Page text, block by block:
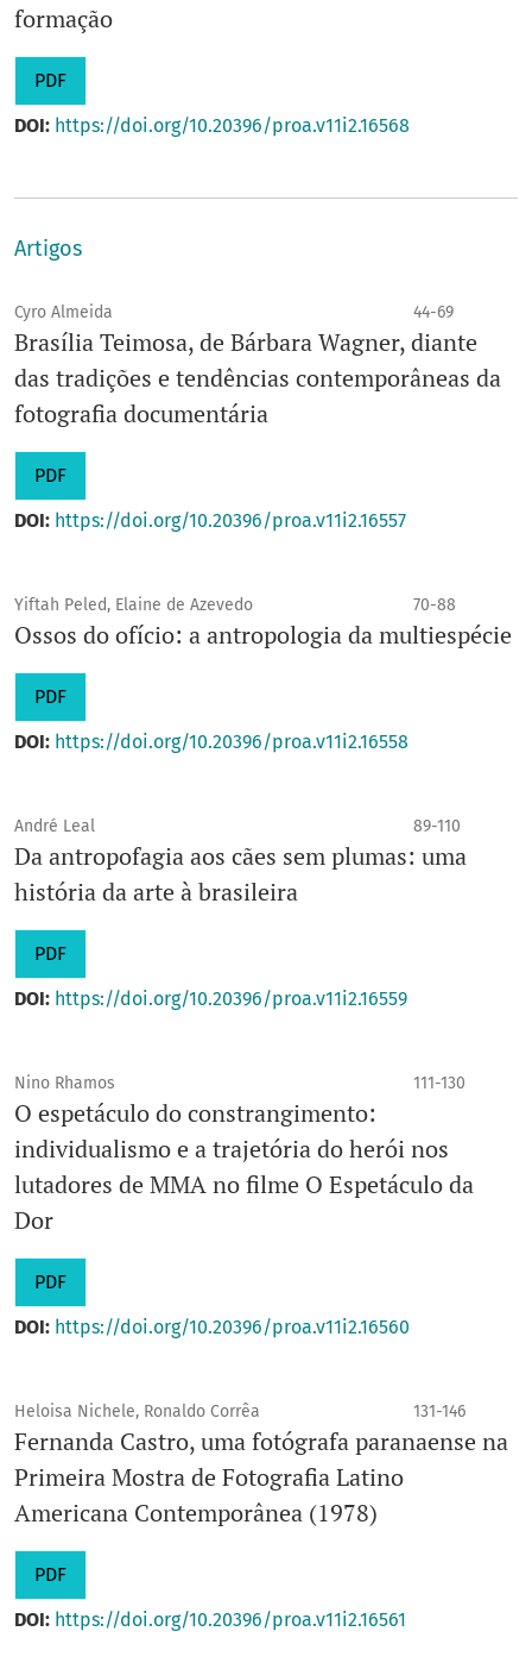
formação
PDF
DOI: https://doi.org/10.20396/proa.v11i2.16568
Artigos
Cyro Almeida 44-69
Brasília Teimosa, de Bárbara Wagner, diante
das tradições e tendências contemporâneas da
fotografia documentária
PDF
DOI: https://doi.org/10.20396/proa.v11i2.16557
Yiftah Peled, Elaine de Azevedo 70-88
Ossos do ofício: a antropologia da multiespécie
PDF
DOI: https://doi.org/10.20396/proa.v11i2.16558
André Leal 89-110
Da antropofagia aos cães sem plumas: uma
história da arte à brasileira
PDF
DOI: https://doi.org/10.20396/proa.v11i2.16559
Nino Rhamos 111-130
O espetáculo do constrangimento:
individualismo e a trajetória do herói nos
lutadores de MMA no filme O Espetáculo da
Dor
PDF
DOI: https://doi.org/10.20396/proa.v11i2.16560
Heloisa Nichele, Ronaldo Corrêa 131-146
Fernanda Castro, uma fotógrafa paranaense na
Primeira Mostra de Fotografia Latino
Americana Contemporânea (1978)
PDF
DOI: https://doi.org/10.20396/proa.v11i2.16561